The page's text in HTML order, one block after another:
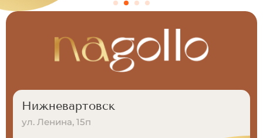
Нижневартовск
ул. Ленина, 15п